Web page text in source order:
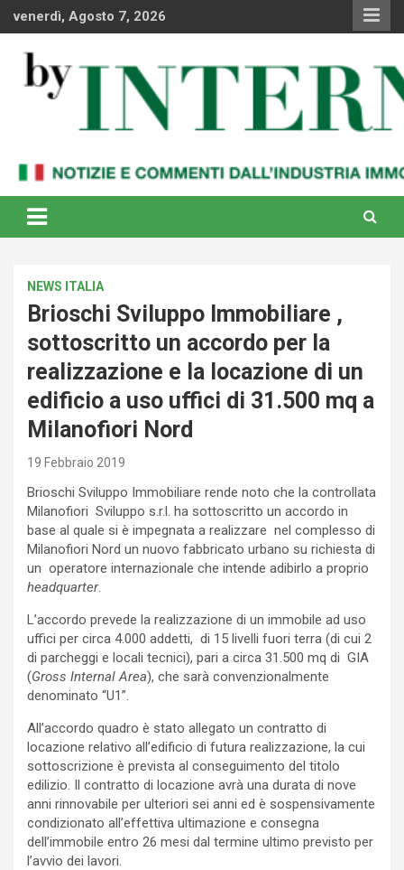
venerdì, Agosto 7, 2026
By Internews
internazionale
NEWS ITALIA
Brioschi Sviluppo Immobiliare ,
sottoscritto un accordo per la
realizzazione e la locazione di un
edificio a uso uffici di 31.500 mq a
Milanofiori Nord
19 Febbraio 2019
Brioschi Sviluppo Immobiliare rende noto che la controllata
Milanofiori Sviluppo s.r.l. ha sottoscritto un accordo in
base al quale si è impegnata a realizzare nel complesso di
Milanofiori Nord un nuovo fabbricato urbano su richiesta di
un operatore internazionale che intende adibirlo a proprio
headquarter.
L’accordo prevede la realizzazione di un immobile ad uso
uffici per circa 4.000 addetti, di 15 livelli fuori terra (di cui 2
di parcheggi e locali tecnici), pari a circa 31.500 mq di GIA
(Gross Internal Area), che sarà convenzionalmente
denominato “U1”.
All’accordo quadro è stato allegato un contratto di
locazione relativo all’edificio di futura realizzazione, la cui
sottoscrizione è prevista al conseguimento del titolo
edilizio. Il contratto di locazione avrà una durata di nove
anni rinnovabile per ulteriori sei anni ed è sospensivamente
condizionato all’effettiva ultimazione e consegna
dell’immobile entro 26 mesi dal termine ultimo previsto per
l’avvio dei lavori.